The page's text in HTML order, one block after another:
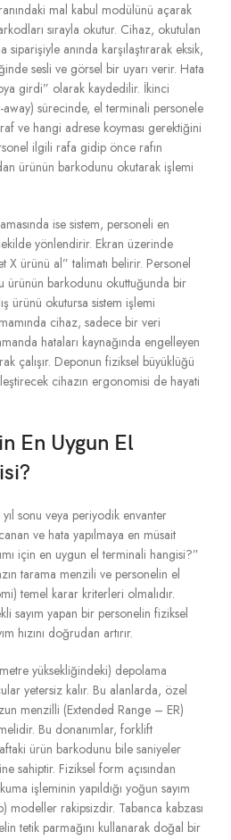
mal kabul modülünü açarak
sırayla okutur. Cihaz, okutulan
siparişiyle anında karşılaştırarak eksik,
sesli ve görsel bir uyarı verir. Hata
girdi” olarak kaydedilir. İkinci
sürecinde, el terminali personele
ve hangi adrese koyması gerektiğini
ilgili rafa gidip önce rafın
ürünün barkodunu okutarak işlemi
ise sistem, personeli en
yönlendirir. Ekran üzerinde
X ürünü al” talimatı belirir. Personel
ürünün barkodunu okuttuğunda bir
ürünü okutursa sistem işlemi
cihaz, sadece bir veri
hataları kaynağında engelleyen
çalışır. Deponun fiziksel büyüklüğü
cihazın ergonomisi de hayati
En Uygun El
sonu veya periyodik envanter
ve hata yapılmaya en müsait
için en uygun el terminali hangisi?”
tarama menzili ve personelin el
temel karar kriterleri olmalıdır.
sayım yapan bir personelin fiziksel
hızını doğrudan artırır.
yüksekliğindeki) depolama
yetersiz kalır. Bu alanlarda, özel
menzilli (Extended Range – ER)
Bu donanımlar, forklift
ürün barkodunu bile saniyeler
sahiptir. Fiziksel form açısından
işleminin yapıldığı yoğun sayım
modeller rakipsizdir. Tabanca kabzası
tetik parmağını kullanarak doğal bir